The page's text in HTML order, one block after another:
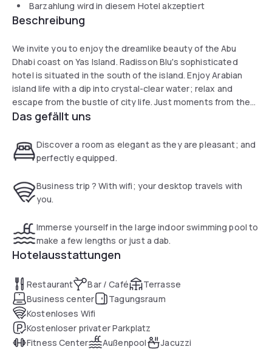
Barzahlung wird in diesem Hotel akzeptiert
Beschreibung
We invite you to enjoy the dreamlike beauty of the Abu
Dhabi coast on Yas Island. Radisson Blu's sophisticated
hotel is situated in the south of the island. Enjoy Arabian
island life with a dip into crystal-clear water; relax and
escape from the bustle of city life. Just moments from the
Radisson Blu Hotel, Abu Dhabi Yas Island, guests can swim in
play the stunning championship golf course at Yas Links.
This island experiences idyllic weather year round, with no
Das gefällt uns
Discover a room as elegant as they are pleasant; and
perfectly equipped.
Business trip ? With wifi; your desktop travels with
you.
Immerse yourself in the large indoor swimming pool to
make a few lengths or just a dab.
Hotelausstattungen
Restaurant Bar / Café
Terrasse
Business center
Tagungsraum
Kostenloses Wifi
Kostenloser privater Parkplatz
Fitness Center
Außenpool Jacuzzi